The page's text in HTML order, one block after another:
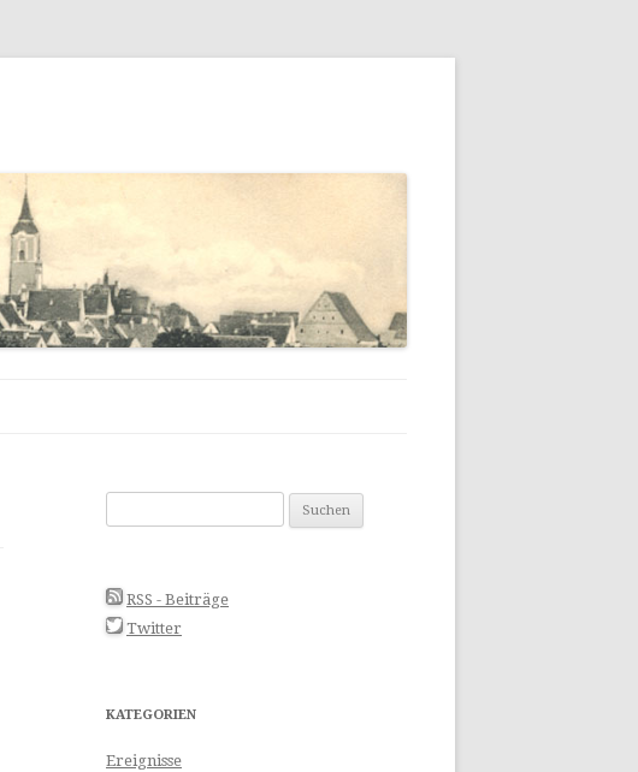
RSS - Beiträge
Twitter
KATEGORIEN
Ereignisse